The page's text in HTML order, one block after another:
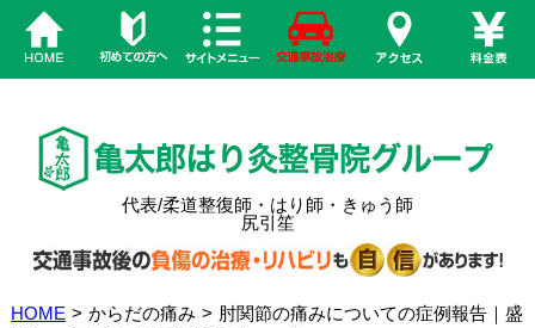
代表/柔道整復師・はり師・きゅう師
尻引笙
HOME > からだの痛み > 肘関節の痛みについての症例報告｜盛